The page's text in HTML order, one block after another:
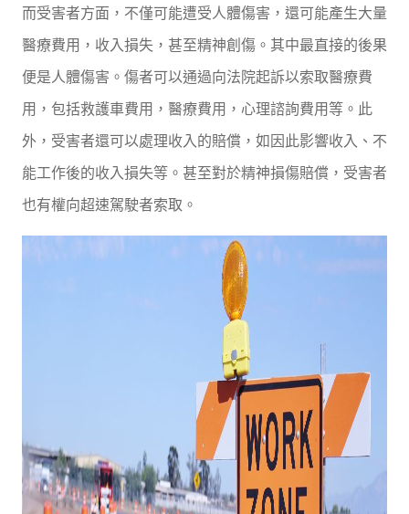
而受害者方面，不僅可能遭受人體傷害，還可能產生大量
醫療費用，收入損失，甚至精神創傷。其中最直接的後果
便是人體傷害。傷者可以通過向法院起訴以索取醫療費
用，包括救護車費用，醫療費用，心理諮詢費用等。此
外，受害者還可以處理收入的賠償，如因此影響收入、不
能工作後的收入損失等。甚至對於精神損傷賠償，受害者
也有權向超速駕駛者索取。